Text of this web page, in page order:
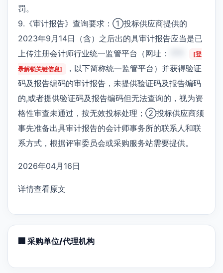
罚。
9.《审计报告》查询要求：①投标供应商提供的
2023年9月14日（含）之后出的具审计报告应当是已
上传注册会计师行业统一监管平台（网址：
[登
录解锁关键信息]
，以下简称统一监管平台）并获得验证
码及报告编码的审计报告，未提供验证码及报告编码
的,或者提供验证码及报告编码但无法查询的，视为资
格性审查未通过，按无效投标处理；②投标供应商须
事先准备出具审计报告的会计师事务所的联系人和联
系方式，根据评审委员会或采购服务站需要提供。
2026年04月16日
详情查看原文
🏢 采购单位/代理机构